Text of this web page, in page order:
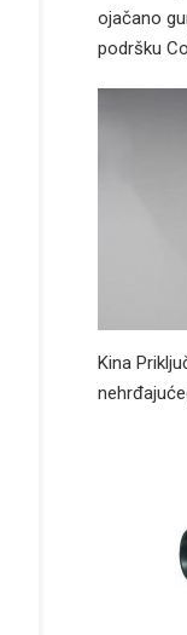
ojačano
podršku
Kina